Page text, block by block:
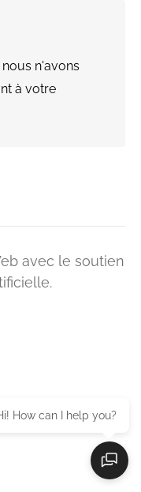
n'avons
à votre
avec le soutien
How can I help you?